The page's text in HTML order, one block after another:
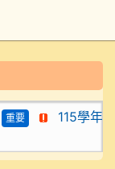
重要 115學年